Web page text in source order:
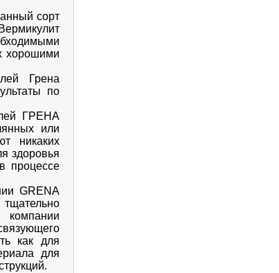
сорт
хорошими
Грена
по
ГРЕНА
или
никаких
здоровья
процессе
GRENA
компании
как для
для